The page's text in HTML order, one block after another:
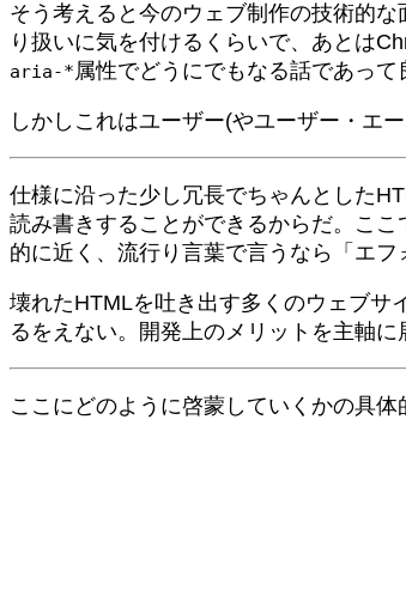
そう考えると今のウェブ制作の技術的
り扱いに気を付けるくらいで、あとは
aria-*属性でどうにでもなる話であって
しかしこれはユーザー(やユーザー・エ
仕様に沿った少し冗長でちゃんとした
読み書きすることができるからだ。ここ
的に近く、流行り言葉で言うなら「エフ
壊れたHTMLを吐き出す多くのウェブサ
るをえない。開発上のメリットを主軸
ここにどのように啓蒙していくかの具